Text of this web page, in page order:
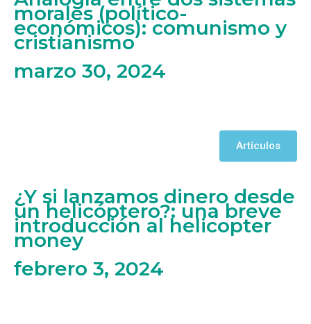
morales (político-
económicos): comunismo y
cristianismo
marzo 30, 2024
Artículos
¿Y si lanzamos dinero desde
un helicóptero?: una breve
introducción al helicopter
money
febrero 3, 2024